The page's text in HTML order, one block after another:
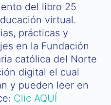
del libro 25
virtual.
prácticas y
en la Fundación
católica del Norte
digital el cual
y pueden leer en
Clic AQUÍ